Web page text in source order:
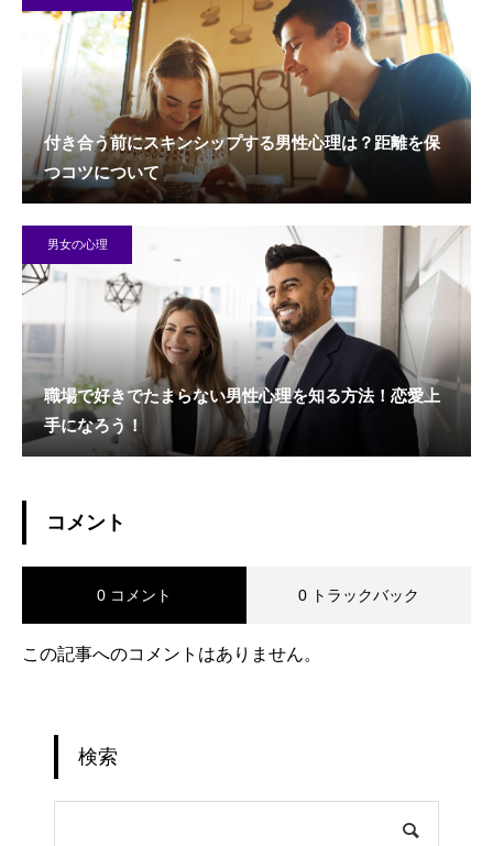
付き合う前にスキンシップする男性心理は？距離を保
つコツについて
男女の心理
職場で好きでたまらない男性心理を知る方法！恋愛上
手になろう！
コメント
0 コメント 0 トラックバック
この記事へのコメントはありません。
検索